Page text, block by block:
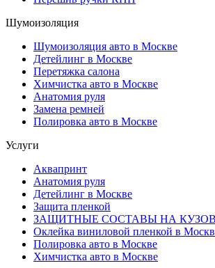
Шумоизоляция
Шумоизоляция авто в Москве
Детейлинг в Москве
Перетяжка салона
Химчистка авто в Москве
Анатомия руля
Замена ремней
Полировка авто в Москве
Услуги
Аквапринт
Анатомия руля
Детейлинг в Москве
Защита пленкой
ЗАЩИТНЫЕ СОСТАВЫ НА КУЗОВ
Оклейка виниловой пленкой в
Полировка авто в Москве
Химчистка авто в Москве